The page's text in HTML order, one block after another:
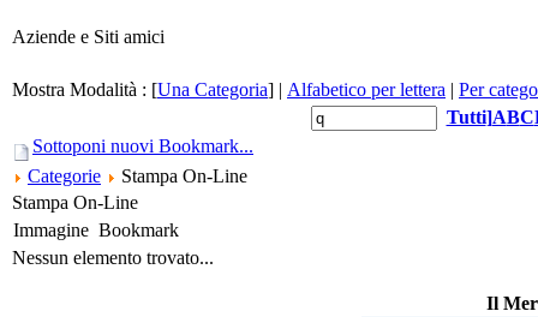
Aziende e Siti amici
Mostra Modalità : [Una Categoria] | Alfabetico per lettera | Per
Tutti]ABC
Sottoponi nuovi Bookmark...
Categorie
Stampa On-Line
Stampa On-Line
Immagine Bookmark
Nessun elemento trovato...
Il